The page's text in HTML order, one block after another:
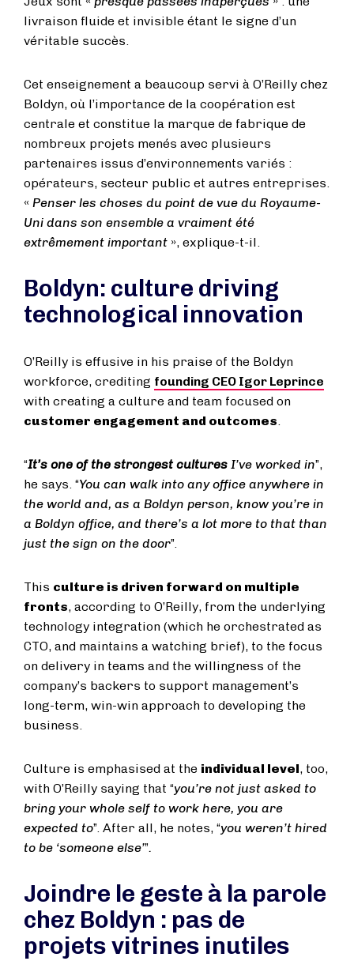
livraison fluide et invisible étant le signe d’un
véritable succès.
Cet enseignement a beaucoup servi à O’Reilly chez
Boldyn, où l’importance de la coopération est
centrale et constitue la marque de fabrique de
nombreux projets menés avec plusieurs
partenaires issus d’environnements variés :
opérateurs, secteur public et autres entreprises.
« Penser les choses du point de vue du Royaume-
Uni dans son ensemble a vraiment été
extrêmement important », explique-t-il.
Boldyn: culture driving
technological innovation
O’Reilly is effusive in his praise of the Boldyn
workforce, crediting founding CEO Igor Leprince
with creating a culture and team focused on
customer engagement and outcomes.
“It’s one of the strongest cultures I’ve worked in”,
he says. “You can walk into any office anywhere in
the world and, as a Boldyn person, know you’re in
a Boldyn office, and there’s a lot more to that than
just the sign on the door”.
This culture is driven forward on multiple
fronts, according to O’Reilly, from the underlying
technology integration (which he orchestrated as
CTO, and maintains a watching brief), to the focus
on delivery in teams and the willingness of the
company’s backers to support management’s
long-term, win-win approach to developing the
business.
Culture is emphasised at the individual level, too,
with O’Reilly saying that “you’re not just asked to
bring your whole self to work here, you are
expected to”. After all, he notes, “you weren’t hired
to be ‘someone else’”.
Joindre le geste à la parole
chez Boldyn : pas de
projets vitrines inutiles